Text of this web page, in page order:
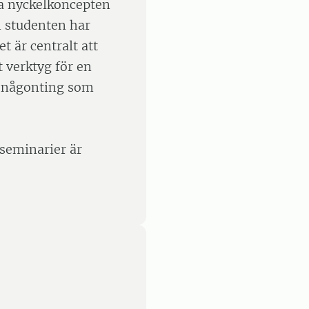
nyckelkoncepten
har
är centralt att
verktyg för en
som
är